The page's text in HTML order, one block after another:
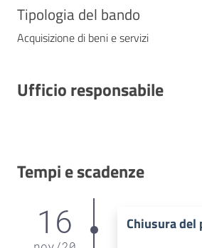
Tipologia del bando
Acquisizione di beni e servizi
Ufficio responsabile
Tempi e scadenze
16 Chiusura del